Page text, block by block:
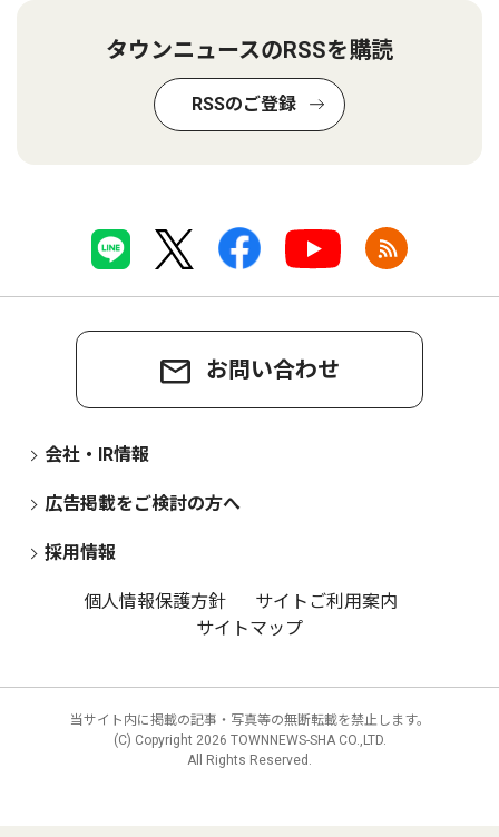
タウンニュースのRSSを購読
RSSのご登録
お問い合わせ
会社・IR情報
広告掲載をご検討の方へ
採用情報
個人情報保護方針
サイトご利用案内
サイトマップ
当サイト内に掲載の記事・写真等の無断転載を禁止します。
(C) Copyright 2026 TOWNNEWS-SHA CO.,LTD.
All Rights Reserved.